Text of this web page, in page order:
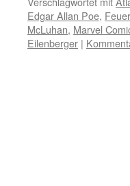
Edgar Allan Poe,
McLuhan, Marvel
Eilenberger |